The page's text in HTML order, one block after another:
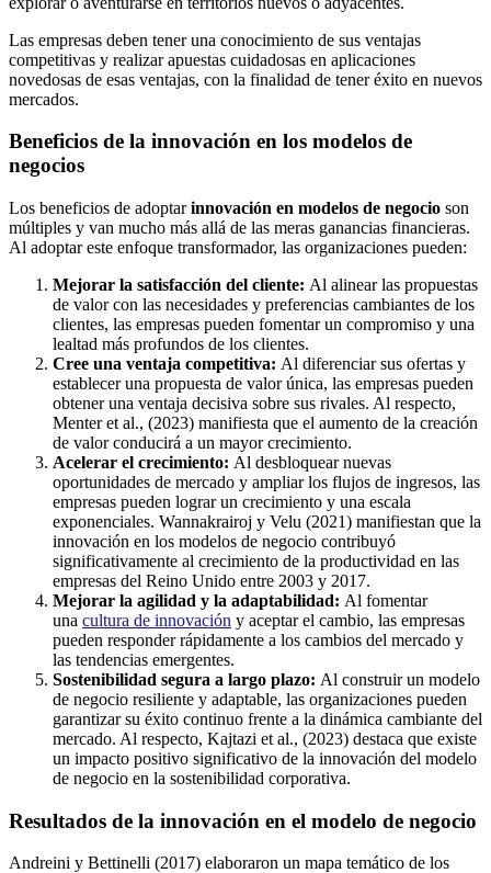
Las empresas deben tener una conocimiento de sus ventajas
competitivas y realizar apuestas cuidadosas en aplicaciones
novedosas de esas ventajas, con la finalidad de tener éxito en nuevos
mercados.
Beneficios de la innovación en los modelos de
negocios
Los beneficios de adoptarinnovación en modelos de negocio son
múltiples y van mucho más allá de las meras ganancias financieras.
Al adoptar este enfoque transformador, las organizaciones pueden:
Mejorar la satisfacción del cliente: Al alinear las propuestas
de valor con las necesidades y preferencias cambiantes de los
clientes, las empresas pueden fomentar un compromiso y una
lealtad más profundos de los clientes.
Cree una ventaja competitiva: Al diferenciar sus ofertas y
establecer una propuesta de valor única, las empresas pueden
obtener una ventaja decisiva sobre sus rivales. Al respecto,
Menter et al., (2023) manifiesta que el aumento de la creación
de valor conducirá a un mayor crecimiento.
Acelerar el crecimiento: Al desbloquear nuevas
oportunidades de mercado y ampliar los flujos de ingresos, las
empresas pueden lograr un crecimiento y una escala
exponenciales. Wannakrairoj y Velu (2021) manifiestan que la
innovación en los modelos de negocio contribuyó
significativamente al crecimiento de la productividad en las
empresas del Reino Unido entre 2003 y 2017.
Mejorar la agilidad y la adaptabilidad: Al fomentar
una cultura de innovación y aceptar el cambio, las empresas
pueden responder rápidamente a los cambios del mercado y
las tendencias emergentes.
Sostenibilidad segura a largo plazo: Al construir un modelo
de negocio resiliente y adaptable, las organizaciones pueden
garantizar su éxito continuo frente a la dinámica cambiante del
mercado. Al respecto, Kajtazi et al., (2023) destaca que existe
un impacto positivo significativo de la innovación del modelo
de negocio en la sostenibilidad corporativa.
Resultados de la innovación en el modelo de negocio
Andreini y Bettinelli (2017) elaboraron un mapa temático de los